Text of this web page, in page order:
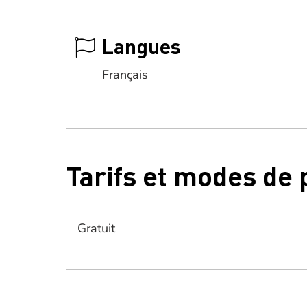
Langues
Français
Tarifs et modes de
Gratuit